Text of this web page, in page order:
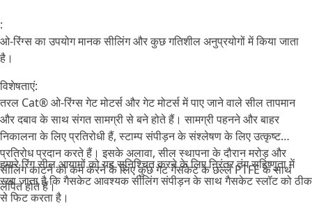
:
ओ-रिंग्स का उपयोग मानक सीलिंग और कुछ गतिशील अनुप्रयोगों में किया जाता
है।
विशेषताएं:
तरल Cat® ओ-रिंग्स गेट मोटर्स और गेट मोटर्स में पाए जाने वाले सील तापमान
और दबाव के साथ संगत सामग्री से बने होते हैं। सामग्री पहनने और बाहर
निकालना के लिए प्रतिरोधी हैं, स्टाम्प संपीड़न के संश्लेषण के लिए उत्कृष्ट
प्रतिरोध प्रदान करते हैं। इसके अलावा, सील स्थापना के दौरान मरोड़ और
सीलिंग काटने को कम करने के लिए कुछ गेट गैसकेट के छल्ले PTFE के साथ
लेपित होते हैं।
हमारे रिंग सील आयामों को यह सुनिश्चित करने के लिए निरंतर तंग सहिष्णुता में
रखा जाता है कि गैसकेट आवश्यक सीलिंग संपीड़न के साथ गैसकेट स्लॉट को ठीक
से फिट करता है।